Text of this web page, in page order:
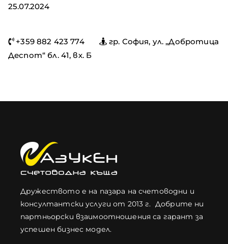
25.07.2024
+359 882 423 774
гр. София, ул. „Добротица
Деспот“ бл. 41, вх. Б
Дружеството е на пазара на счетоводни и
консултантски услуги от 2013 г. Добрите ни
партньорски взаимоотношения са гарант за
успешен бизнес модел.